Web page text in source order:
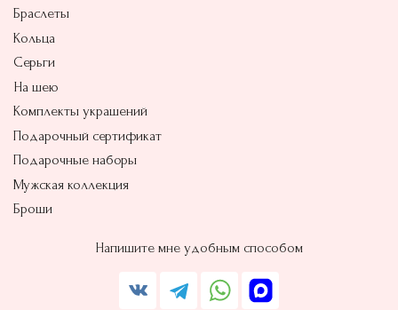
Браслеты
Кольца
Серьги
На шею
Комплекты украшений
Подарочный сертификат
Подарочные наборы
Мужская коллекция
Броши
Напишите мне удобным способом